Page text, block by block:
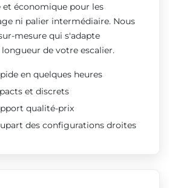
et économique pour les
ni palier intermédiaire. Nous
mesure qui s'adapte
de votre escalier.
en quelques heures
et discrets
qualité-prix
des configurations droites